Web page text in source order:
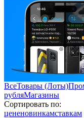
ВсеТовары (Лоты)
рубляМагазины
Сортировать по:
цененовинкамставкам